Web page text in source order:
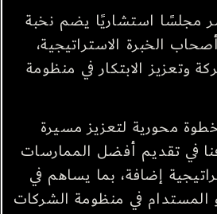
استشاريًا يضم نخبة
الخبرة الاستراتيجية،
وتعزيز الابتكار في منظومة
محورية لتعزيز مسيرة
في تقديم أفضل الممارسات
إضافة، بما يساهم في
المستدام في منظومة الشركات